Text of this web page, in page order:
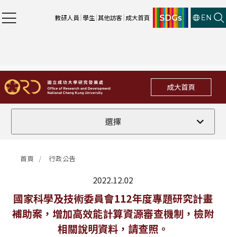
教研人員 學生 其他訪客 成大首頁 SDGs EN
成大首頁
選擇
全部
法規修訂
補助獎項
首頁 行政公告
2022.12.02
最新消息
國家科學及技術委員會112年度專題研究計畫
補助案，增加高效能計算資源審查機制，檢附
相關說明資料，請查照。